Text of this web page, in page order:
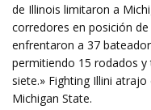
de Illinois limitaron a
corredores en posición
enfrentaron a 37
permitiendo 15 rodados
siete.» Fighting Illini
Michigan State.